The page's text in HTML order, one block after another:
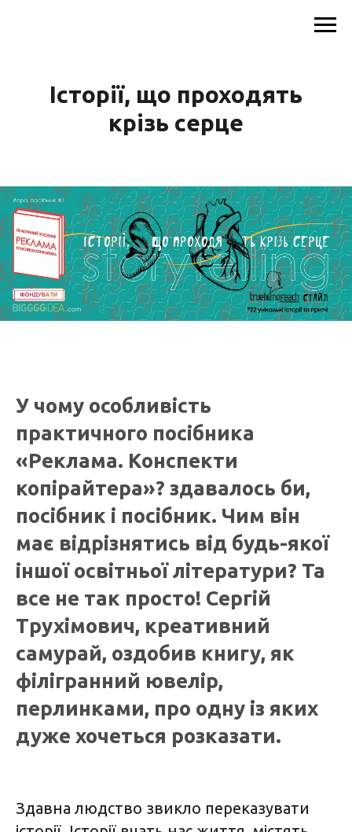
Історії, що проходять
крізь серце
У чому особливість
практичного посібника
«Реклама. Конспекти
копірайтера»? здавалось би,
посібник і посібник. Чим він
має відрізнятись від будь-якої
іншої освітньої літератури? Та
все не так просто! Сергій
Трухімович, креативний
самурай, оздобив книгу, як
філігранний ювелір,
перлинками, про одну із яких
дуже хочеться розказати.
Здавна людство звикло переказувати